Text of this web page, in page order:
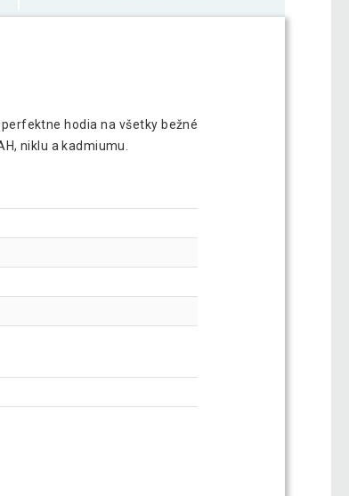
hodia na všetky bežné
niklu a kadmiumu.